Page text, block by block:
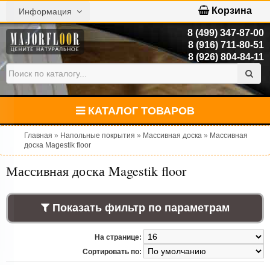
Информация Корзина
8 (499) 347-87-00
8 (916) 711-80-51
8 (926) 804-84-11
КАТАЛОГ ТОВАРОВ
Главная » Напольные покрытия » Массивная доска » Массивная
доска Magestik floor
Массивная доска Magestik floor
Показать фильтр по параметрам
На странице:
Сортировать по: